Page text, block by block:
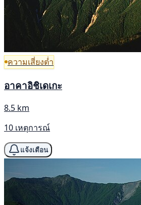
ความเสี่ยงต่ำ
อาคาอิชิเดเกะ
8.5 km
10 เหตุการณ์
แจ้งเตือน